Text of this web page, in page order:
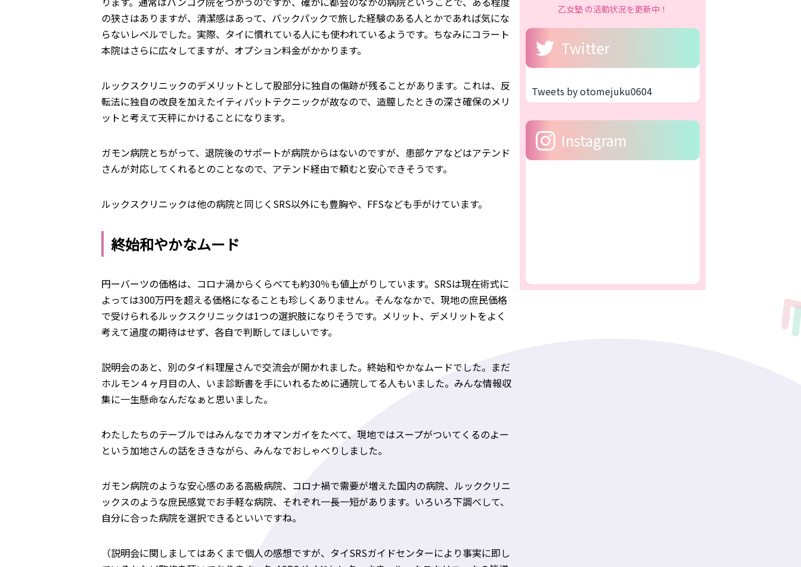
の狭さはありますが、清潔感はあって、バックパックで旅した経験のある人とかであれば気にな
らないレベルでした。実際、タイに慣れている人にも使われているようです。ちなみにコラート
本院はさらに広々してますが、オプション料金がかかります。
ルックスクリニックのデメリットとして股部分に独自の傷跡が残ることがあります。これは、反
転法に独自の改良を加えたイティパットテクニックが故なので、造膣したときの深さ確保のメリ
ットと考えて天秤にかけることになります。
ガモン病院とちがって、退院後のサポートが病院からはないのですが、患部ケアなどはアテンド
さんが対応してくれるとのことなので、アテンド経由で頼むと安心できそうです。
ルックスクリニックは他の病院と同じくSRS以外にも豊胸や、FFSなども手がけています。
終始和やかなムード
円ーバーツの価格は、コロナ渦からくらべても約30％も値上がりしています。SRSは現在術式に
よっては300万円を超える価格になることも珍しくありません。そんななかで、現地の庶民価格
で受けられるルックスクリニックは1つの選択肢になりそうです。メリット、デメリットをよく
考えて過度の期待はせず、各自で判断してほしいです。
説明会のあと、別のタイ料理屋さんで交流会が開かれました。終始和やかなムードでした。まだ
ホルモン４ヶ月目の人、いま診断書を手にいれるために通院してる人もいました。みんな情報収
集に一生懸命なんだなぁと思いました。
わたしたちのテーブルではみんなでカオマンガイをたべて、現地ではスープがついてくるのよー
という加地さんの話をききながら、みんなでおしゃべりしました。
ガモン病院のような安心感のある高級病院、コロナ禍で需要が増えた国内の病院、ルッククリニ
ックスのような庶民感覚でお手軽な病院、それぞれ一長一短があります。いろいろ下調べして、
自分に合った病院を選択できるといいですね。
（説明会に関しましてはあくまで個人の感想ですが、タイSRSガイドセンターにより事実に即し
乙女塾 の活動状況を更新中！
Twitter
Tweets by otomejuku0604
Instagram